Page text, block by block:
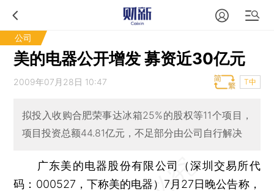
公司
美的电器公开增发 募资近30亿元
2009年07月28日 10:47 T中
拟投入收购合肥荣事达冰箱25%的股权等11个项目，
项目投资总额44.81亿元，不足部分由公司自行解决
广东美的电器股份有限公司（深圳交易所代
码：000527，下称美的电器）7月27日晚公告称，